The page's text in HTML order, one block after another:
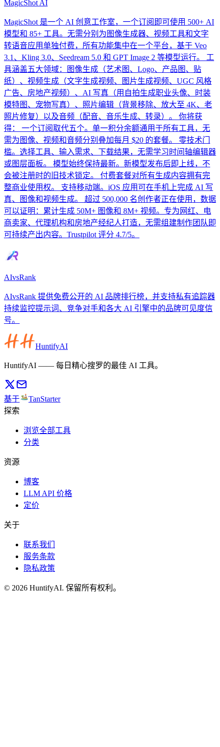
MagicShot AI
MagicShot 是一个 AI 创意工作室，一个订阅即可使用 500+ AI
模型和 85+ 工具。无需分别为图像生成器、视频工具和文字
转语音应用单独付费，所有功能集中在一个平台，基于 Veo
3.1、Kling 3.0、Seedream 5.0 和 GPT Image 2 等模型运行。 工
具涵盖五大领域：图像生成（艺术图、Logo、产品图、贴
纸）、视频生成（文字生成视频、图片生成视频、UGC 风格
广告、房地产视频）、AI 写真（用自拍生成职业头像、时装
模特图、宠物写真）、照片编辑（背景移除、放大至 4K、老
照片修复）以及音频（配音、音乐生成、转录）。 你将获
得： 一个订阅取代五个。单一积分余额通用于所有工具，无
需为图像、视频和音频分别叠加每月 $20 的套餐。 零技术门
槛。选择工具、输入需求、下载结果，无需学习时间轴编辑器
或图层面板。 模型始终保持最新。新模型发布后即上线，不
会被注册时的旧技术锁定。 付费套餐对所有生成内容拥有完
整商业使用权。 支持移动端。iOS 应用可在手机上完成 AI 写
真、图像和视频生成。 超过 500,000 名创作者正在使用，数据
可以证明：累计生成 50M+ 图像和 8M+ 视频。专为网红、电
商卖家、代理机构和房地产经纪人打造，无需组建制作团队即
可持续产出内容。Trustpilot 评分 4.7/5。
AIvsRank
AIvsRank 提供免费公开的 AI 品牌排行榜，并支持私有追踪器
持续监控提示词、竞争对手和各大 AI 引擎中的品牌可见度信
号。
HuntifyAI
HuntifyAI —— 每日精心搜罗的最佳 AI 工具。
基于
TanStarter
探索
浏览全部工具
分类
资源
博客
LLM API 价格
定价
关于
联系我们
服务条款
隐私政策
© 2026 HuntifyAI. 保留所有权利。